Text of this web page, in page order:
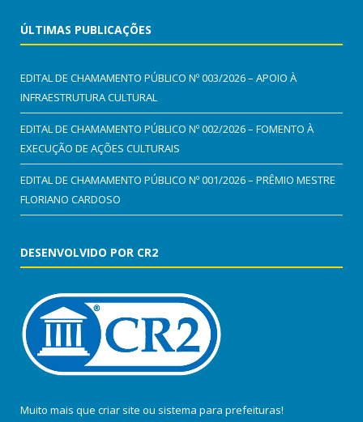
ÚLTIMAS PUBLICAÇÕES
EDITAL DE CHAMAMENTO PÚBLICO Nº 003/2026 – APOIO À
INFRAESTRUTURA CULTURAL
EDITAL DE CHAMAMENTO PÚBLICO Nº 002/2026 – FOMENTO À
EXECUÇÃO DE AÇÕES CULTURAIS
EDITAL DE CHAMAMENTO PÚBLICO Nº 001/2026 – PRÊMIO MESTRE
FLORIANO CARDOSO
DESENVOLVIDO POR CR2
Muito mais que criar site ou sistema para prefeituras!